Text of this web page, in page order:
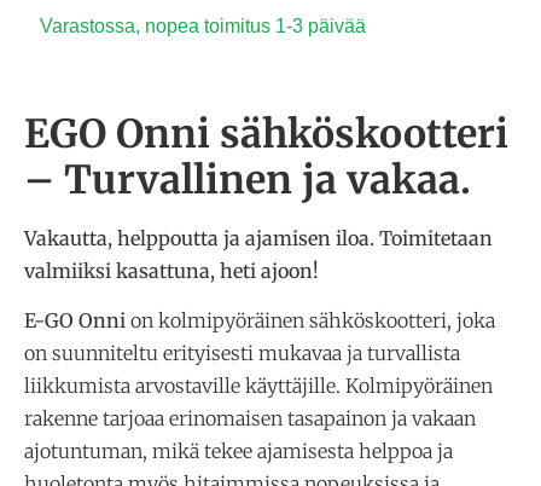
Varastossa, nopea toimitus 1-3 päivää
EGO Onni sähköskootteri
– Turvallinen ja vakaa.
Vakautta, helppoutta ja ajamisen iloa. Toimitetaan
valmiiksi kasattuna, heti ajoon!
E-GO Onni on kolmipyöräinen sähköskootteri, joka
on suunniteltu erityisesti mukavaa ja turvallista
liikkumista arvostaville käyttäjille. Kolmipyöräinen
rakenne tarjoaa erinomaisen tasapainon ja vakaan
ajotuntuman, mikä tekee ajamisesta helppoa ja